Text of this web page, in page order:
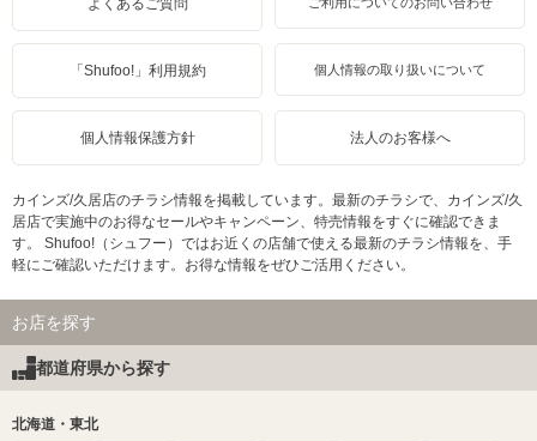
「Shufoo!」利用規約 個人情報の取り扱いについて
個人情報保護方針 法人のお客様へ
カインズ/久居店のチラシ情報を掲載しています。最新のチラシで、カインズ/久
居店で実施中のお得なセールやキャンペーン、特売情報をすぐに確認できま
す。 Shufoo!（シュフー）ではお近くの店舗で使える最新のチラシ情報を、手
軽にご確認いただけます。お得な情報をぜひご活用ください。
お店を探す
都道府県から探す
北海道・東北